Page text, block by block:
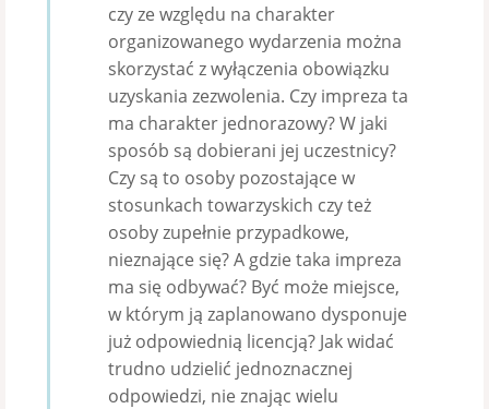
czy ze względu na charakter
organizowanego wydarzenia można
skorzystać z wyłączenia obowiązku
uzyskania zezwolenia. Czy impreza ta
ma charakter jednorazowy? W jaki
sposób są dobierani jej uczestnicy?
Czy są to osoby pozostające w
stosunkach towarzyskich czy też
osoby zupełnie przypadkowe,
nieznające się? A gdzie taka impreza
ma się odbywać? Być może miejsce,
w którym ją zaplanowano dysponuje
już odpowiednią licencją? Jak widać
trudno udzielić jednoznacznej
odpowiedzi, nie znając wielu